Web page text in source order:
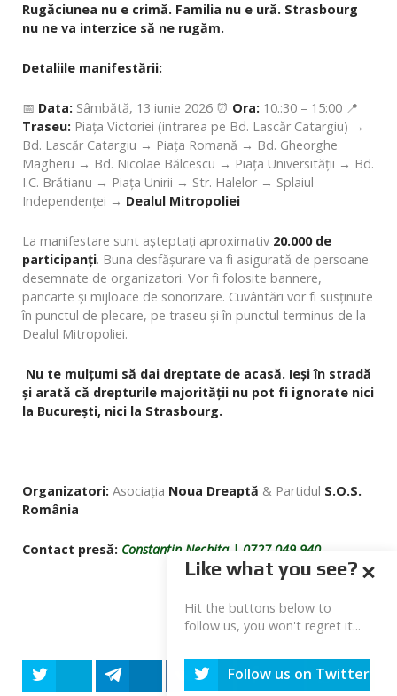
Rugăciunea nu e crimă. Familia nu e ură. Strasbourg
nu ne va interzice să ne rugăm.
Detaliile manifestării:
📅 Data: Sâmbătă, 13 iunie 2026 ⏰ Ora: 10.:30 – 15:00 📍
Traseu: Piața Victoriei (intrarea pe Bd. Lascăr Catargiu) →
Bd. Lascăr Catargiu → Piața Romană → Bd. Gheorghe
Magheru → Bd. Nicolae Bălcescu → Piața Universității → Bd.
I.C. Brătianu → Piața Unirii → Str. Halelor → Splaiul
Independenței → Dealul Mitropoliei
La manifestare sunt așteptați aproximativ 20.000 de
participanți. Buna desfășurare va fi asigurată de persoane
desemnate de organizatori. Vor fi folosite bannere,
pancarte și mijloace de sonorizare. Cuvântări vor fi susținute
în punctul de plecare, pe traseu și în punctul terminus de la
Dealul Mitropoliei.
Nu te mulțumi să dai dreptate de acasă. Ieși în stradă
și arată că drepturile majorității nu pot fi ignorate nici
la București, nici la Strasbourg.
Organizatori: Asociația Noua Dreaptă & Partidul S.O.S.
România
Contact presă: Constantin Nechita | 0727.049.940
Like what you see?
Hit the buttons below to
follow us, you won't regret it...
Follow us on Twitter